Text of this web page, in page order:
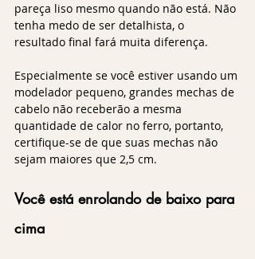
pareça liso mesmo quando não está. Não
tenha medo de ser detalhista, o
resultado final fará muita diferença.
Especialmente se você estiver usando um
modelador pequeno, grandes mechas de
cabelo não receberão a mesma
quantidade de calor no ferro, portanto,
certifique-se de que suas mechas não
sejam maiores que 2,5 cm.
Você está enrolando de baixo para
cima